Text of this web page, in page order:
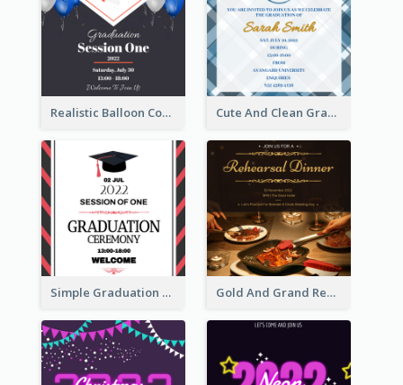
Realistic Balloon Cool Graduation Ceremony Design Cute And Clean Graduation Ceremony Invitation Design Ideas
Simple Graduation Ceremony Invitation Design Template Gold And Grand Rehearsal Dinner For Wedding Invitation